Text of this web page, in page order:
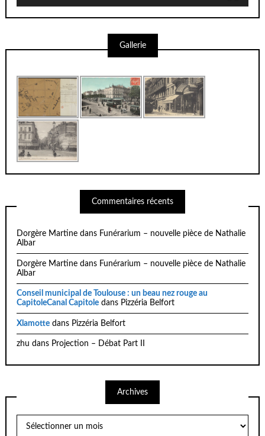
Gallerie
Commentaires récents
Dorgère Martine dans Funérarium – nouvelle pièce de Nathalie
Albar
Dorgère Martine dans Funérarium – nouvelle pièce de Nathalie
Albar
Conseil municipal de Toulouse : un beau nez rouge au
CapitoleCanal Capitole dans Pizzéria Belfort
Xlamotte dans Pizzéria Belfort
zhu dans Projection – Débat Part II
Archives